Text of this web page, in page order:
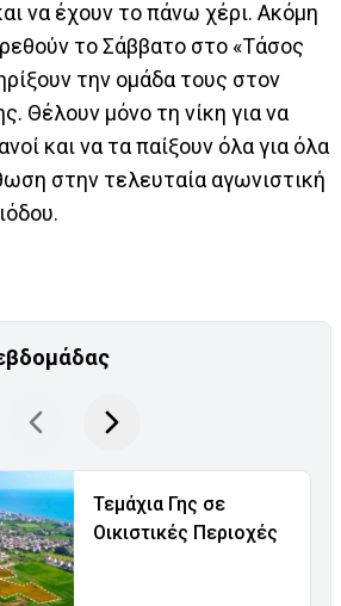
να έχουν το πάνω χέρι. Ακόμη
το Σάββατο στο «Τάσος
την ομάδα τους στον
Θέλουν μόνο τη νίκη για να
και να τα παίξουν όλα για όλα
στην τελευταία αγωνιστική
Τεμάχια Γης σε
Οικιστικές Περιοχές